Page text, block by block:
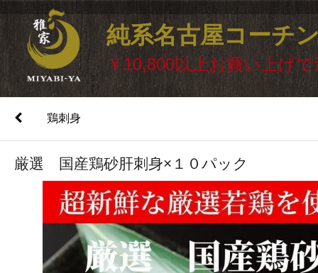
純系名古屋コーチ
￥10,800以上お買い上げ
鶏刺身
厳選 国産鶏砂肝刺身×１０パック